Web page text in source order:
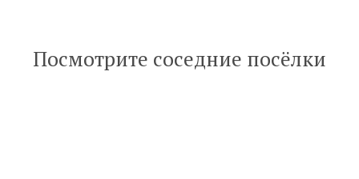
Посмотрите соседние посёлки